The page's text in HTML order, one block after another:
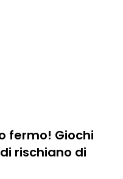
fermo! Giochi
rischiano di